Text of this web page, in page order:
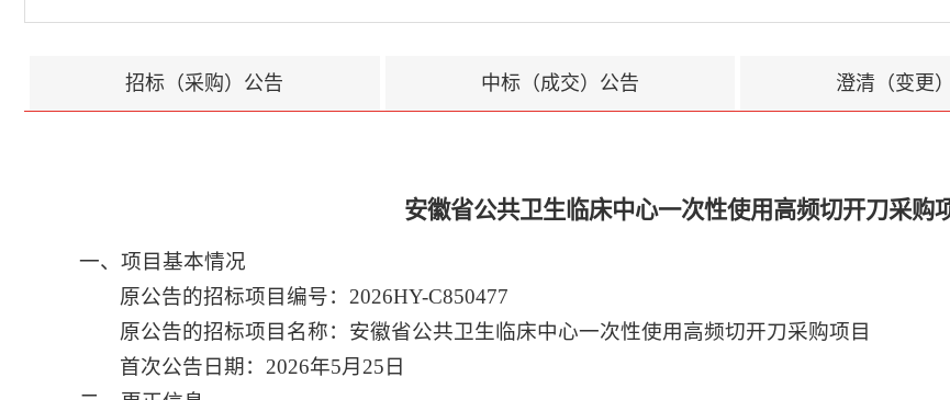
招标（采购）公告 中标（成交）公告 澄清（变更